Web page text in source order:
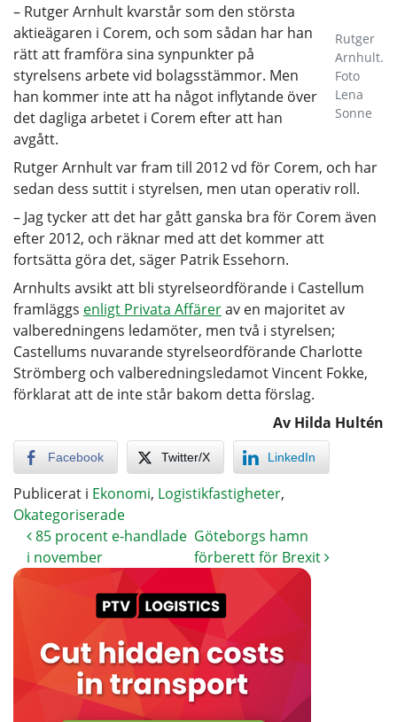
Rutger
Arnhult.
Foto
Lena
Sonne
– Rutger Arnhult kvarstår som den största
aktieägaren i Corem, och som sådan har han
rätt att framföra sina synpunkter på
styrelsens arbete vid bolagsstämmor. Men
han kommer inte att ha något inflytande över
det dagliga arbetet i Corem efter att han
avgått.
Rutger Arnhult var fram till 2012 vd för Corem, och har
sedan dess suttit i styrelsen, men utan operativ roll.
– Jag tycker att det har gått ganska bra för Corem även
efter 2012, och räknar med att det kommer att
fortsätta göra det, säger Patrik Essehorn.
Arnhults avsikt att bli styrelseordförande i Castellum
framläggs enligt Privata Affärerav en majoritet av
valberedningens ledamöter, men två i styrelsen;
Castellums nuvarande styrelseordförande Charlotte
Strömberg och valberedningsledamot Vincent Fokke,
förklarat att de inte står bakom detta förslag.
Av Hilda Hultén
Facebook Twitter/X LinkedIn
Publicerat i Ekonomi, Logistikfastigheter,
Okategoriserade
85 procent e-handlade
i november
Göteborgs hamn
förberett för Brexit